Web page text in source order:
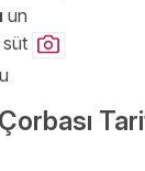
un
süt